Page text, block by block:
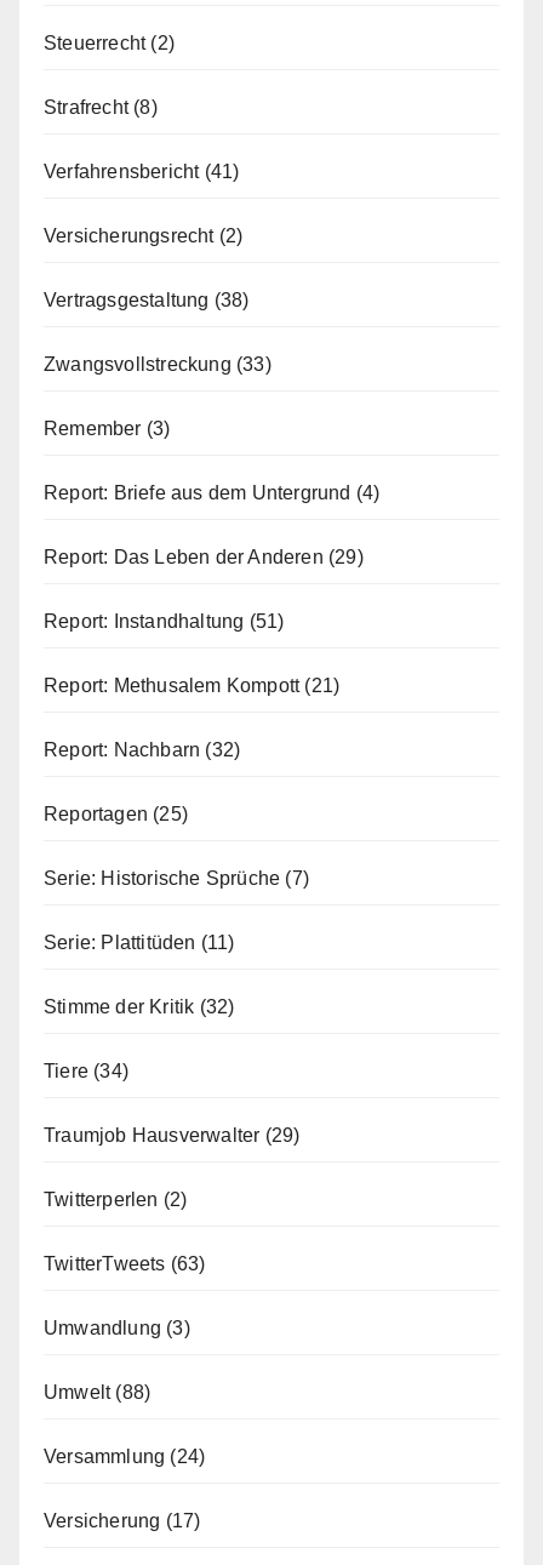
Steuerrecht(2)
Strafrecht(8)
Verfahrensbericht(41)
Versicherungsrecht(2)
Vertragsgestaltung (38)
Zwangsvollstreckung (33)
Remember (3)
Report: Briefe aus dem Untergrund (4)
Report: Das Leben der Anderen (29)
Report: Instandhaltung (51)
Report: Methusalem Kompott(21)
Report: Nachbarn (32)
Reportagen (25)
Serie: Historische Sprüche (7)
Serie: Plattitüden (11)
Stimme der Kritik (32)
Tiere (34)
Traumjob Hausverwalter (29)
Twitterperlen (2)
TwitterTweets (63)
Umwandlung (3)
Umwelt(88)
Versammlung (24)
Versicherung (17)